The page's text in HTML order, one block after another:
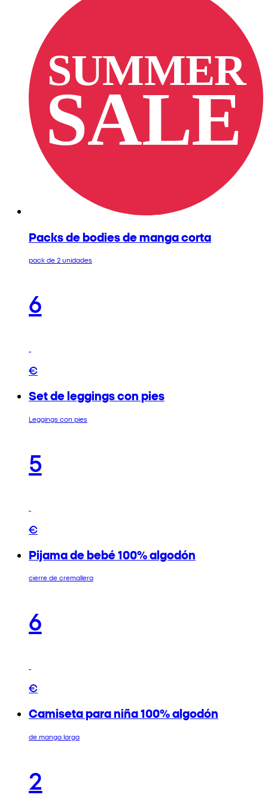
Packs de bodies de manga corta
pack de 2 unidades
6
€
Set de leggings con pies
Leggings con pies
5
€
Pijama de bebé 100% algodón
cierre de cremallera
6
€
Camiseta para niña 100% algodón
de manga larga
2